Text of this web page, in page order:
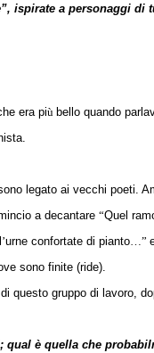
ispirate a personaggi di
era più bello quando
legato ai vecchi poeti.
a decantare “Quel
’urne confortate di pianto …”
sono finite (ride).
questo gruppo di lavoro,
è quella che